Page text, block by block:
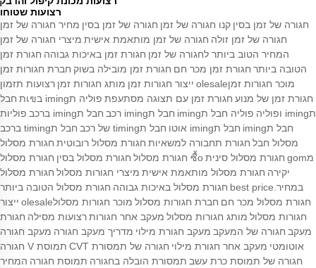
רצועות
חגורה של זמן בסין קנו חגורה של זמן חגורה של זמן בסין מחיר חגורה של זמן
חגורה של זמן זולה חגורה של זמן מותאמת אישית מיצרי חגורה של זמן
המחיר הטוב ביותר לחגורה של זמן חגורת זמן באיכות גבוהה חגורת זמן
הטובה ביותר חגורת זמן מכר חם חגורת זמן מובילה בשוק חברת חגורות זמן
מוכר חגורות זמןolesale
ייצור חגורות זמן מותג חגורות זמן רצועות תזמון
חגורת זמן של מנוע חגורת זמן עם תצוגה מסתעפת פוליה תiming בเขת
חבל
תiming ופוליה
פוליה חבל תiming חבל תiming רכב חבל תiming ברכב
פוליות
חבל תiming
חבל תiming אוטו חבל תtiming של רכב
חבל תtiming ברכב
מסלול חבל חגורת תחבורה למשאיות חגורת מסלול רובוטית חגורת מסלול
מgom
חגורת מסלול סיניתซื้o חגורת מסלול חגורת מסלול בסין חגורת מסלול
יקירה חגורת מסלול מותאמת אישית מיצרי חגורות מסלול חגורת מסלול
במחיר.best price
חגורת מסלול באיכות גבוהה חגורת מסלול הטובה ביותר
חגורת מסלול מכר חם חברת חגורות מסלול מוכר חגורות מסלולolesale
ייצור
חגורות מסלול מותג חגורות מסלול מעקב אחר חגורותרצועות מסילה חגורת
מעקב חגורה של המעקב מעקב חגורת מילוי מדריך מעקב חגורה מעקב חגורה
אוטומטי מעקב אחר חגורת מילוי חגורה של תמסורת CVT
תמוסת V חגורה
חגורה של תמוסת כרת עשב תמסורת הובלה בחגורה תמוסת חגורה המחיר